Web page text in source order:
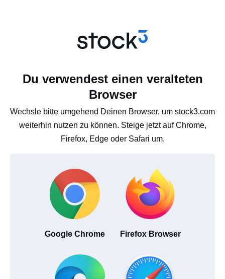
Du verwendest einen veralteten
Browser
Wechsle bitte umgehend Deinen Browser, um stock3.com
weiterhin nutzen zu können. Steige jetzt auf Chrome,
Firefox, Edge oder Safari um.
Google Chrome Firefox Browser